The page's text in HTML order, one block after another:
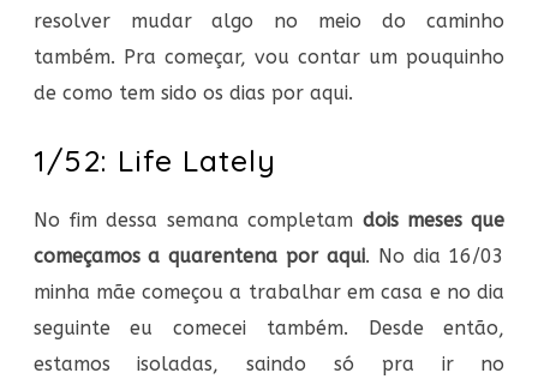
resolver mudar algo no meio do caminho
também. Pra começar, vou contar um pouquinho
de como tem sido os dias por aqui.
1/52: Life Lately
No fim dessa semana completam dois meses que
começamos a quarentena por aqui. No dia 16/03
minha mãe começou a trabalhar em casa e no dia
seguinte eu comecei também. Desde então,
estamos isoladas, saindo só pra ir no